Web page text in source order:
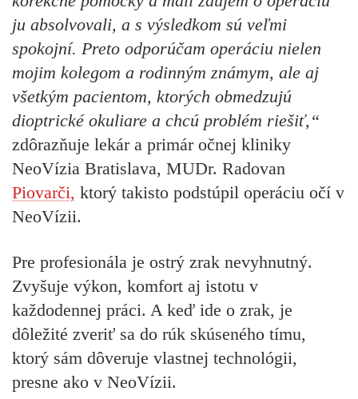
ju absolvovali, a s výsledkom sú veľmi
spokojní. Preto odporúčam operáciu nielen
mojim kolegom a rodinným známym, ale aj
všetkým pacientom, ktorých obmedzujú
dioptrické okuliare a chcú problém riešiť,“
zdôrazňuje lekár a primár očnej kliniky
NeoVízia Bratislava, MUDr. Radovan
Piovarči, ktorý takisto podstúpil operáciu očí v
NeoVízii.
Pre profesionála je ostrý zrak nevyhnutný.
Zvyšuje výkon, komfort aj istotu v
každodennej práci. A keď ide o zrak, je
dôležité zveriť sa do rúk skúseného tímu,
ktorý sám dôveruje vlastnej technológii,
presne ako v NeoVízii.